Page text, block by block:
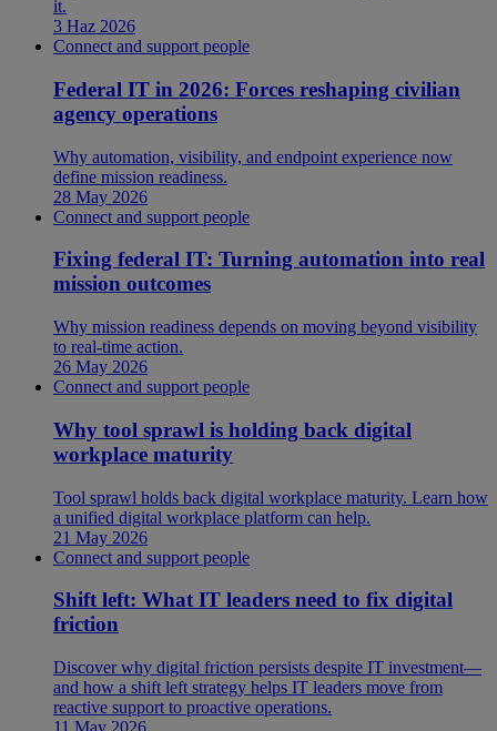
it.
3 Haz 2026
Connect and support people
Federal IT in 2026: Forces reshaping civilian
agency operations
Why automation, visibility, and endpoint experience now
define mission readiness.
28 May 2026
Connect and support people
Fixing federal IT: Turning automation into real
mission outcomes
Why mission readiness depends on moving beyond visibility
to real-time action.
26 May 2026
Connect and support people
Why tool sprawl is holding back digital
workplace maturity
Tool sprawl holds back digital workplace maturity. Learn how
a unified digital workplace platform can help.
21 May 2026
Connect and support people
Shift left: What IT leaders need to fix digital
friction
Discover why digital friction persists despite IT investment—
and how a shift left strategy helps IT leaders move from
reactive support to proactive operations.
11 May 2026